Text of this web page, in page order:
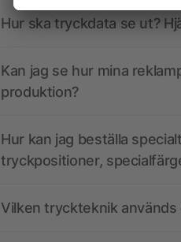
Hur ska tryckdata se ut?
Kan jag se hur mina
produktion?
Hur kan jag beställa
tryckpositioner,
Vilken tryckteknik